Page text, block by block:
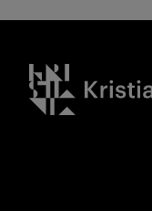
Kristiania logo